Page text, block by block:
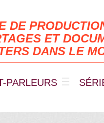
DE
ET
DANS LE
PARLEURS